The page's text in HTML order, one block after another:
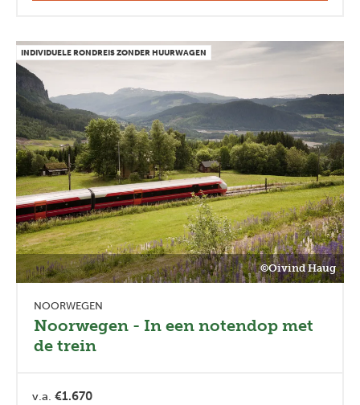
©Oivind Haug
INDIVIDUELE RONDREIS ZONDER HUURWAGEN
NOORWEGEN
Noorwegen - In een notendop met
de trein
v.a. €1.670